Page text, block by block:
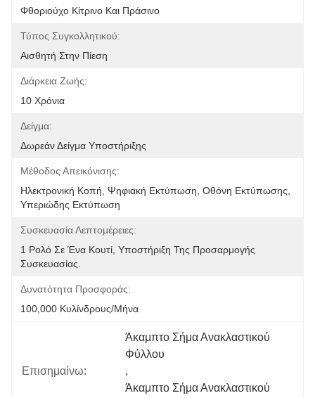
Φθοριούχο Κίτρινο Και Πράσινο
Τύπος Συγκολλητικού:
Αισθητή Στην Πίεση
Διάρκεια Ζωής:
10 Χρόνια
Δείγμα:
Δωρεάν Δείγμα Υποστήριξης
Μέθοδος Απεικόνισης:
Ηλεκτρονική Κοπή, Ψηφιακή Εκτύπωση, Οθόνη Εκτύπωσης,
Υπεριώδης Εκτύπωση
Συσκευασία Λεπτομέρειες:
1 Ρολό Σε Ένα Κουτί, Υποστήριξη Της Προσαρμογής
Συσκευασίας.
Δυνατότητα Προσφοράς:
100,000 Κυλίνδρους/μήνα
Επισημαίνω:
Άκαμπτο Σήμα Ανακλαστικού
Φύλλου
,
Άκαμπτο Σήμα Ανακλαστικού